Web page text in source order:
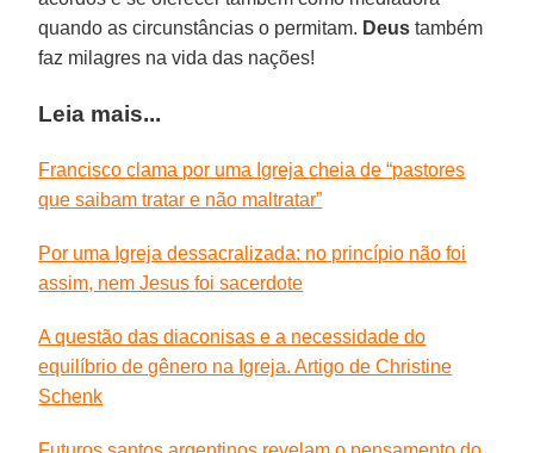
quando as circunstâncias o permitam. Deus também
faz milagres na vida das nações!
Leia mais...
Francisco clama por uma Igreja cheia de “pastores
que saibam tratar e não maltratar”
Por uma Igreja dessacralizada: no princípio não foi
assim, nem Jesus foi sacerdote
A questão das diaconisas e a necessidade do
equilíbrio de gênero na Igreja. Artigo de Christine
Schenk